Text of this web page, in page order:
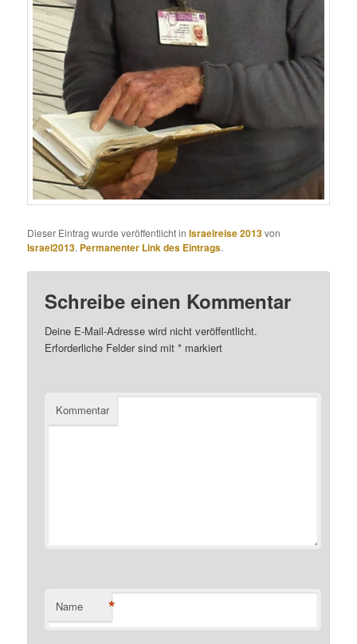
Dieser Eintrag wurde veröffentlicht inIsraelreise 2013von
Israel2013. Permanenter Link des Eintrags.
Schreibe einen Kommentar
Deine E-Mail-Adresse wird nicht veröffentlicht.
Erforderliche Felder sind mit* markiert
Kommentar
Name *